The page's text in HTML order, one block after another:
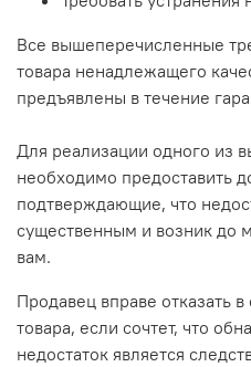
Все вышеперечисленные
товара ненадлежащего
предъявлены в течение
Для реализации одного из
необходимо предоставить
подтверждающие, что
существенным и возник до
вам.
Продавец вправе отказать
товара, если сочтет, что
недостаток является